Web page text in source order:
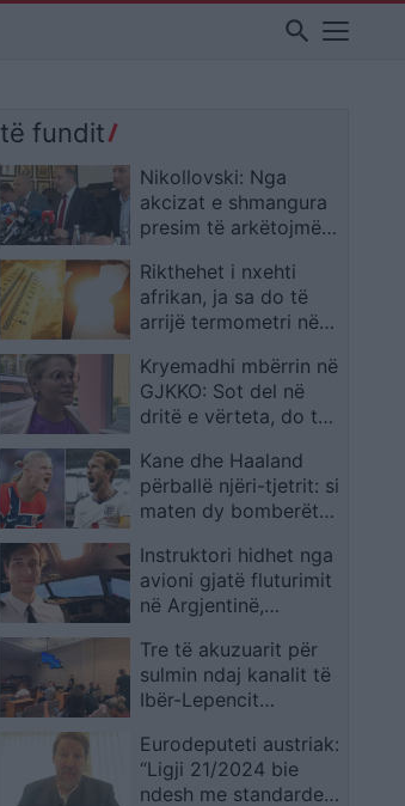
search
të fundit
Nikollovski: Nga
akcizat e shmangura
presim të arkëtojmë
Rikthehet i nxehti
afrikan, ja sa do të
arrijë termometri në
Kryemadhi mbërrin në
GJKKO: Sot del në
dritë e vërteta, do të
Kane dhe Haaland
përballë njëri-tjetrit: si
maten dy bomberët
momentit para
çerekfinales së madhe
Instruktori hidhet nga
avioni gjatë fluturimit
në Argjentinë,
e lë ta zbresë e vetme
Tre të akuzuarit për
sulmin ndaj kanalit të
Ibër-Lepencit
pafajshëm
Eurodeputeti austriak:
“Ligji 21/2024 bie
ndesh me standardet